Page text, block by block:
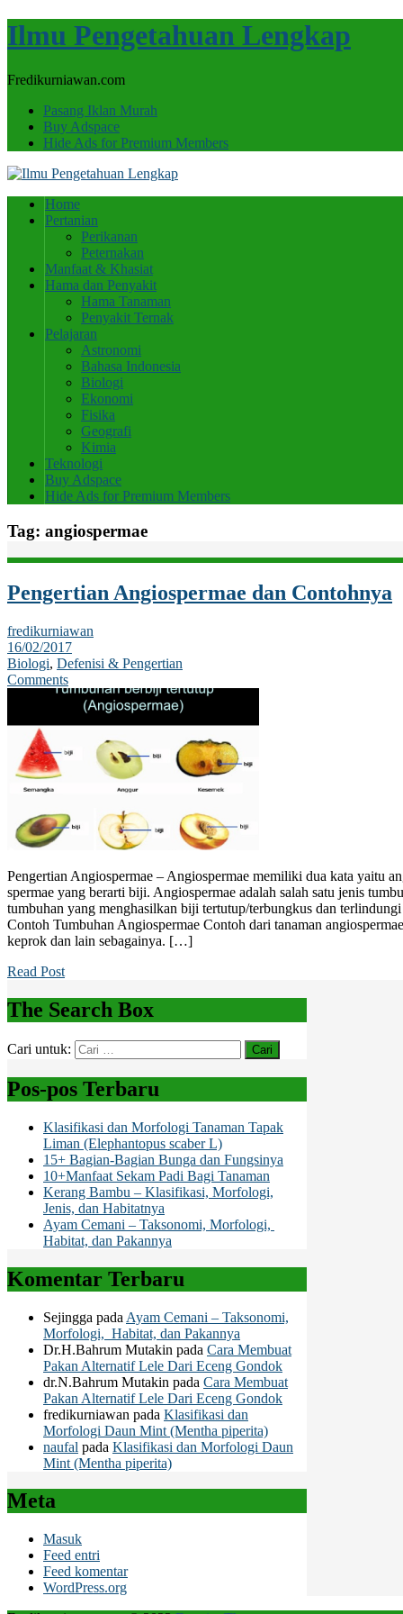
Ilmu Pengetahuan Lengkap
Fredikurniawan.com
Pasang Iklan Murah
Buy Adspace
Hide Ads for Premium Members
Home
Pertanian
Perikanan
Peternakan
Manfaat & Khasiat
Hama dan Penyakit
Hama Tanaman
Penyakit Ternak
Pelajaran
Astronomi
Bahasa Indonesia
Biologi
Ekonomi
Fisika
Geografi
Kimia
Teknologi
Buy Adspace
Hide Ads for Premium Members
Tag: angiospermae
Pengertian Angiospermae dan Contohnya
fredikurniawan
16/02/2017
Biologi, Defenisi & Pengertian
Comments
Pengertian Angiospermae – Angiospermae memiliki dua kata yaitu
spermae yang berarti biji. Angiospermae adalah salah satu jenis
tumbuhan yang menghasilkan biji tertutup/terbungkus dan
Contoh Tumbuhan Angiospermae Contoh dari tanaman
keprok dan lain sebagainya. […]
Read Post
The Search Box
Cari untuk:
Pos-pos Terbaru
Klasifikasi dan Morfologi Tanaman Tapak
Liman (Elephantopus scaber L)
15+ Bagian-Bagian Bunga dan Fungsinya
10+Manfaat Sekam Padi Bagi Tanaman
Kerang Bambu – Klasifikasi, Morfologi,
Jenis, dan Habitatnya
Ayam Cemani – Taksonomi, Morfologi,
Habitat, dan Pakannya
Komentar Terbaru
Sejingga pada Ayam Cemani – Taksonomi,
Morfologi, Habitat, dan Pakannya
Dr.H.Bahrum Mutakin pada Cara Membuat
Pakan Alternatif Lele Dari Eceng Gondok
dr.N.Bahrum Mutakin pada Cara Membuat
Pakan Alternatif Lele Dari Eceng Gondok
fredikurniawan pada Klasifikasi dan
Morfologi Daun Mint (Mentha piperita)
naufal pada Klasifikasi dan Morfologi Daun
Mint (Mentha piperita)
Meta
Masuk
Feed entri
Feed komentar
WordPress.org